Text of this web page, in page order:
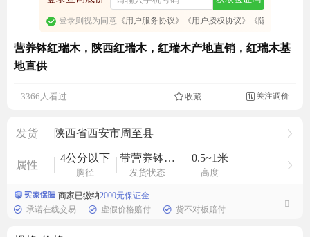
登录则视为同意《用户服务协议》 《用户授权协议》 《隐私政策》
营养钵红瑞木，陕西红瑞木，红瑞木产地直销，红瑞木基
地直供
3366人看过 收藏 关注调价
发货 陕西省西安市周至县
属性
4公分以下
胸径
带营养钵发货
发货状态
0.5~1米
高度
商家已缴纳2000元保证金
承诺在线交易
虚假价格赔付 货不对板赔付